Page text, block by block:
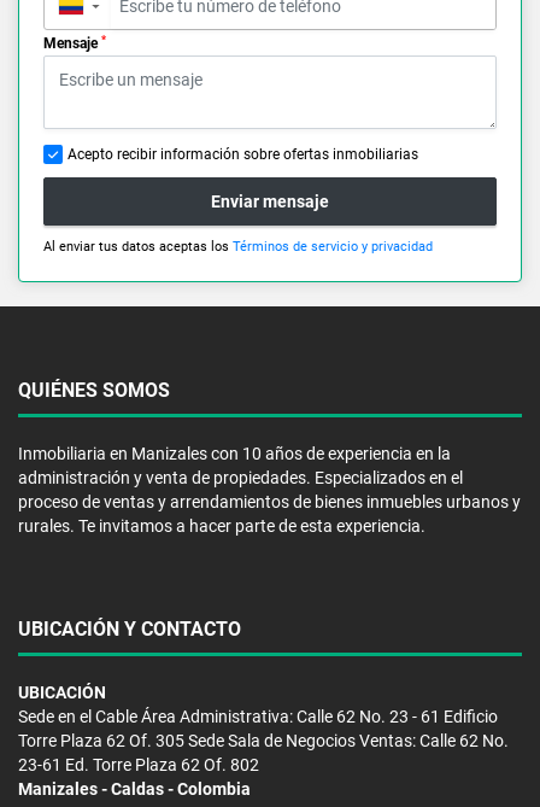
▼
Mensaje *
Acepto recibir información sobre ofertas inmobiliarias
Enviar mensaje
Al enviar tus datos aceptas los Términos de servicio y privacidad
QUIÉNES SOMOS
Inmobiliaria en Manizales con 10 años de experiencia en la
administración y venta de propiedades. Especializados en el
proceso de ventas y arrendamientos de bienes inmuebles urbanos y
rurales. Te invitamos a hacer parte de esta experiencia.
UBICACIÓN Y CONTACTO
UBICACIÓN
Sede en el Cable Área Administrativa: Calle 62 No. 23 - 61 Edificio
Torre Plaza 62 Of. 305 Sede Sala de Negocios Ventas: Calle 62 No.
23-61 Ed. Torre Plaza 62 Of. 802
Manizales - Caldas - Colombia